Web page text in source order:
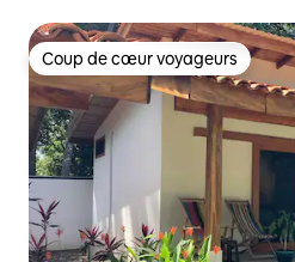
Coup de cœur voyageurs
Coup de cœur voyageurs